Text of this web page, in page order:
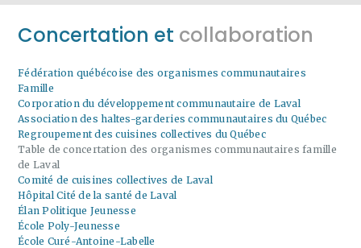
Concertation et collaboration
Fédération québécoise des organismes communautaires
Famille
Corporation du développement communautaire de Laval
Association des haltes-garderies communautaires du Québec
Regroupement des cuisines collectives du Québec
Table de concertation des organismes communautaires famille
de Laval
Comité de cuisines collectives de Laval
Hôpital Cité de la santé de Laval
Élan Politique Jeunesse
École Poly-Jeunesse
École Curé-Antoine-Labelle